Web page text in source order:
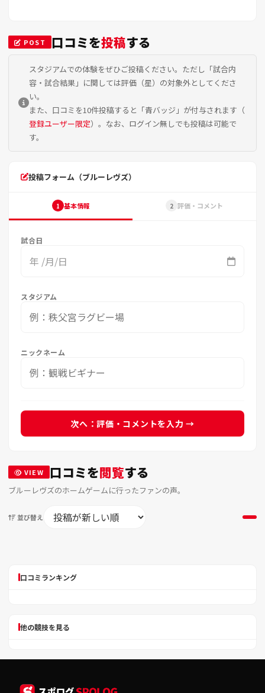
POST 口コミを投稿する
スタジアムでの体験をぜひご投稿ください。ただし「試合内
容・試合結果」に関しては評価（星）の対象外としてくださ
い。
また、口コミを10件投稿すると「青バッジ」が付与されます（
登録ユーザー限定）。なお、ログイン無しでも投稿は可能で
す。
投稿フォーム（ブルーレヴズ）
1 基本情報 2 評価・コメント
試合日
年 /月/日
スタジアム
ニックネーム
次へ：評価・コメントを入力 →
VIEW 口コミを閲覧する
ブルーレヴズのホームゲームに行ったファンの声。
並び替え
口コミランキング
他の競技を見る